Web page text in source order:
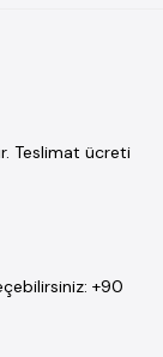
Teslimat ücreti
+90